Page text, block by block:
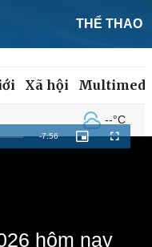
THỂ THAO
Xã hội
--°C
báo thời tiết
Remaining
-7:56
Picture-
in-
Fullscreen
hôm nay